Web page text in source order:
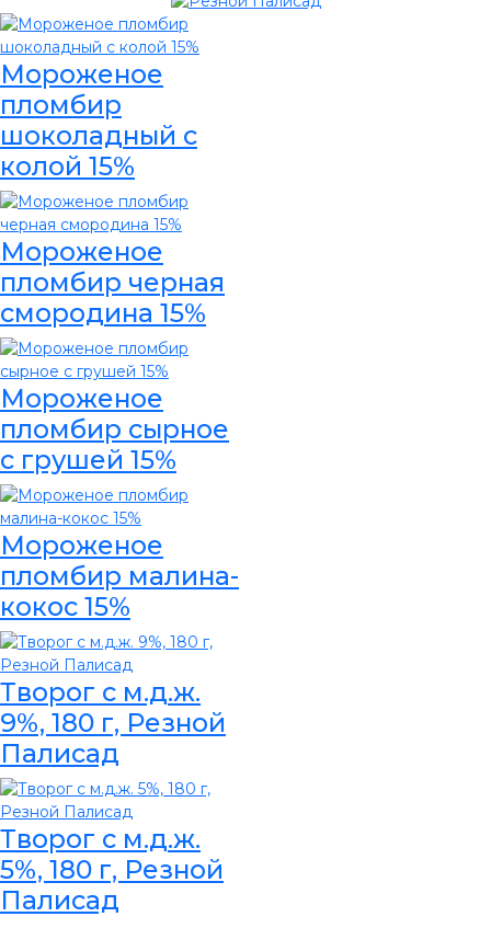
Мороженое
пломбир
шоколадный с
колой 15%
Мороженое
пломбир черная
смородина 15%
Мороженое
пломбир сырное
с грушей 15%
Мороженое
пломбир малина-
кокос 15%
Творог с м.д.ж.
9%, 180 г, Резной
Палисад
Творог с м.д.ж.
5%, 180 г, Резной
Палисад